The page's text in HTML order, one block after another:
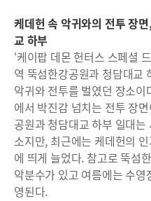
케데헌 속 악귀와의 전투 장
교 하부
‘케이팝 데몬 헌터스 스페셜
역 뚝섬한강공원과 청담대교
악귀와 전투를 벌였던 장소
에서 박진감 넘치는 전투 장
공원과 청담대교 하부 일대
소지만, 최근에는 케데헌의
에 띄게 늘었다. 참고로 뚝섬
악분수가 있고 여름에는 수
영된다.